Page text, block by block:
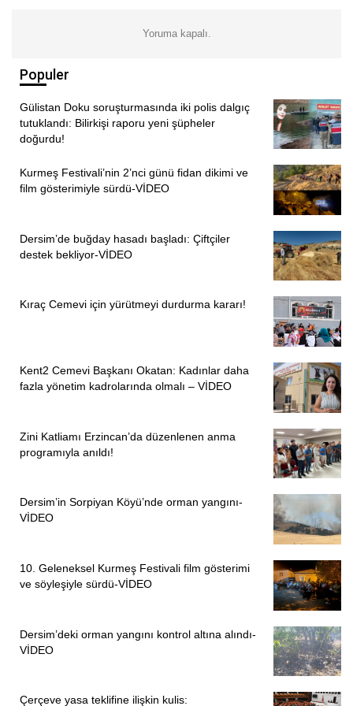
büyüteceğimizi de” dedi.
Seminerlerde özellikle kadınlar arasındaki rekabeti ve
erkek egemen dilin kadınlara yüklediği rolleri tartıştıklarını
ifade eden Coşkun, sıkça kullanılan “Kadın kadının
vurgulayarak, “Kadın kadının canıdır, bacısıdır, yoldaşıdır”
“KADINLAR OLARAK GÜÇLENMELİYİZ”
Kadın cinayetleri ve şiddete de dikkat çeken Coşkun,
saldırıların arttığını belirterek, kadınların ortak mücadele
Coşkun, “Bu çalışma burada kalmamalı. Dağın başındaki
kadını da, şehirde yaşayan öğretmeni de, şiddete uğrayan
kadını da kapsamalı. Kadınlar olarak güçlenmeliyiz” diye
“WORKSHOPLARLA EĞİTİM KAMPI TAMAMLANDI”
, kampın
uluslararası katılımla gerçekleştiğini belirterek programın
oldukça verimli geçtiğini söyledi. Yavuz, “Almanya’nın her
verimli bir eğitim kampı olduğunu düşünüyorum” dedi.
İki gün süren program kapsamında panel ve seminerlerin
yanı sıra çeşitli workshop çalışmaları da düzenlendi.
Kadınların ortak sorunları ve örgütlü mücadele deneyimleri
üzerine yapılan tartışmalarda dayanışmanın büyütülmesi
Yoruma kapalı.
Populer
Gülistan Doku soruşturmasında iki polis dalgıç
tutuklandı: Bilirkişi raporu yeni şüpheler
doğurdu!
Kurmeş Festivali’nin 2’nci günü fidan dikimi ve
film gösterimiyle sürdü-VİDEO
Dersim’de buğday hasadı başladı: Çiftçiler
destek bekliyor-VİDEO
Kıraç Cemevi için yürütmeyi durdurma kararı!
Kent2 Cemevi Başkanı Okatan: Kadınlar daha
fazla yönetim kadrolarında olmalı – VİDEO
Zini Katliamı Erzincan’da düzenlenen anma
programıyla anıldı!
Dersim’in Sorpiyan Köyü’nde orman yangını-
VİDEO
10. Geleneksel Kurmeş Festivali film gösterimi
ve söyleşiyle sürdü-VİDEO
Dersim’deki orman yangını kontrol altına alındı-
VİDEO
Çerçeve yasa teklifine ilişkin kulis: